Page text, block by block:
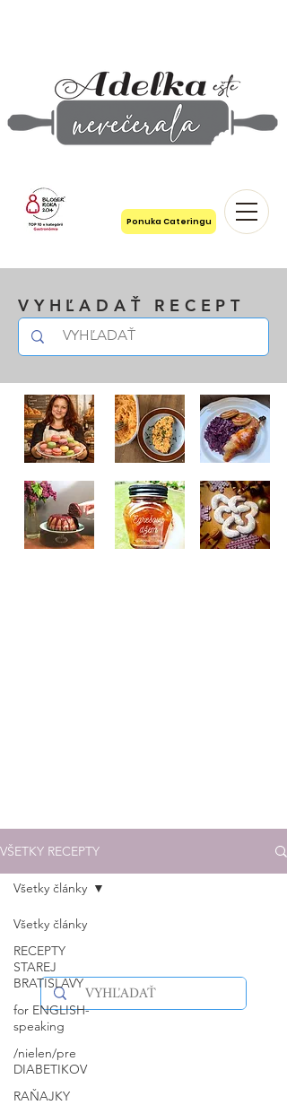
Ponuka Cateringu
VYHĽADAŤ RECEPT
VŠETKY RECEPTY
Všetky články
RECEPTY
STAREJ
BRATISLAVY
for ENGLISH-
speaking
/nielen/pre
DIABETIKOV
RAŇAJKY
Všetky články